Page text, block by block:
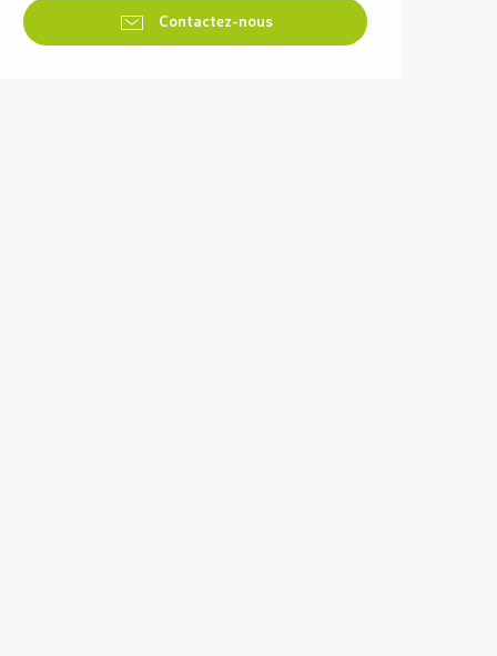
Contactez-nous